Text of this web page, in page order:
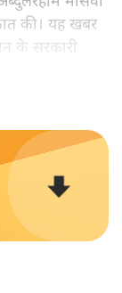
की। यह खबर
के सरकारी
थे।